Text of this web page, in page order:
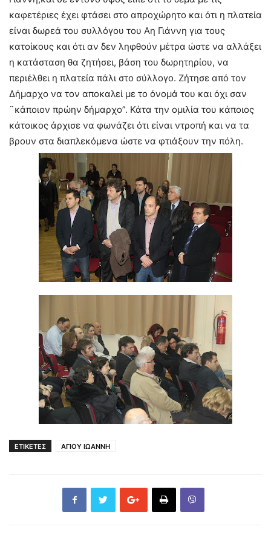
καφετέριες έχει φτάσει στο απροχώρητο και ότι η πλατεία
είναι δωρεά του συλλόγου του Αη Γιάννη για τους
κατοίκους και ότι αν δεν ληφθούν μέτρα ώστε να αλλάξει
η κατάσταση θα ζητήσει, βάση του δωρητηρίου, να
περιέλθει η πλατεία πάλι στο σύλλογο. Ζήτησε από τον
Δήμαρχο να τον αποκαλεί με το όνομά του και όχι σαν
¨κάποιον πρώην δήμαρχο”. Κάτα την ομιλία του κάποιος
κάτοικος άρχισε να φωνάζει ότι είναι ντροπή και να τα
βρουν στα διαπλεκόμενα ώστε να φτιάξουν την πόλη.
ΕΤΙΚΕΤΕΣ ΑΓΙΟΥ ΙΩΑΝΝΗ